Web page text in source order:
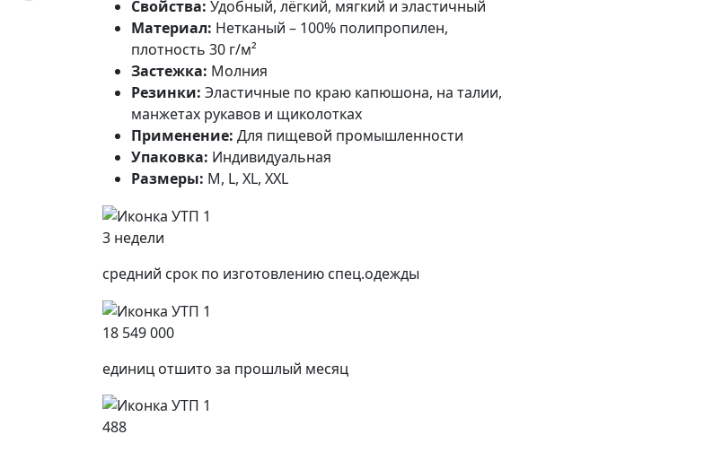
Свойства: Удобный, лёгкий, мягкий и эластичный
Материал: Нетканый – 100% полипропилен,
плотность 30 г/м²
Застежка: Молния
Резинки: Эластичные по краю капюшона, на талии,
манжетах рукавов и щиколотках
Применение: Для пищевой промышленности
Упаковка: Индивидуальная
Размеры: M, L, XL, XXL
3 недели
средний срок по изготовлению спец.одежды
18 549 000
единиц отшито за прошлый месяц
488